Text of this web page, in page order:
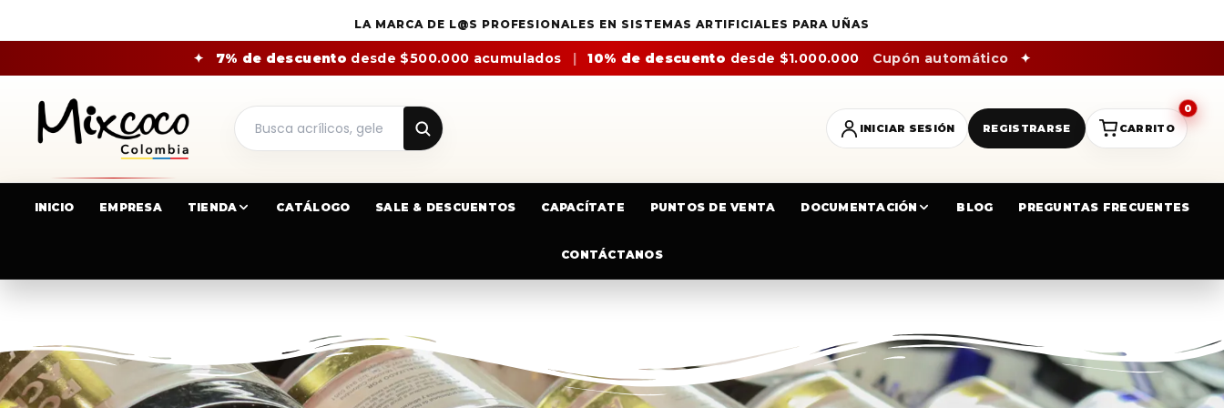
LA MARCA DE L@S PROFESIONALES EN SISTEMAS ARTIFICIALES PARA UÑAS
✦ 7% de descuento desde $500.000 acumulados | 10% de descuento desde $1.000.000 Cupón automático ✦
INICIAR SESIÓN REGISTRARSE
0
CARRITO
INICIO EMPRESA TIENDA CATÁLOGO SALE & DESCUENTOS CAPACÍTATE PUNTOS DE VENTA DOCUMENTACIÓN BLOG PREGUNTAS FRECUENTES
CONTÁCTANOS